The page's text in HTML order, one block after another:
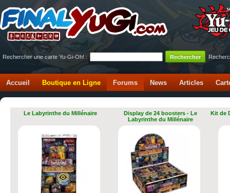
Rechercher une carte Yu-Gi-Oh! :
Accueil Boutique en Ligne Forums News Articles
Le Labyrinthe du Millénaire
Display de 24 boosters - Le
Labyrinthe du Millénaire
Kit de